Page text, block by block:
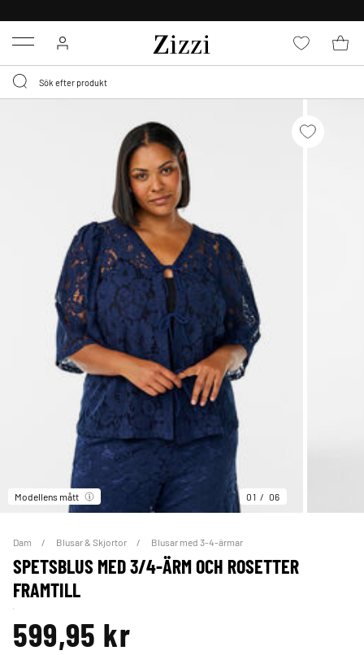
Menu
Modellens mått 01 06
Dam Blusar & Skjortor Blusar med 3-4-ärmar
SPETSBLUS MED 3/4-ÄRM OCH ROSETTER
FRAMTILL
599,95 kr